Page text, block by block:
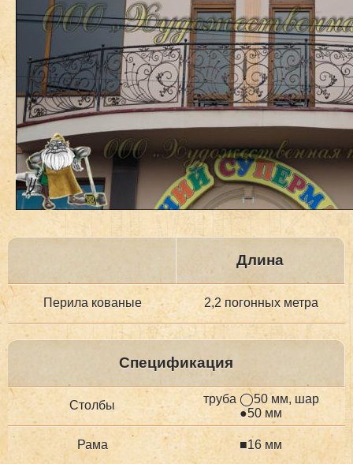
Длина
Перила кованые 2,2 погонных метра
Спецификация
Столбы
труба ◯50 мм, шар
●50 мм
Рама ■16 мм